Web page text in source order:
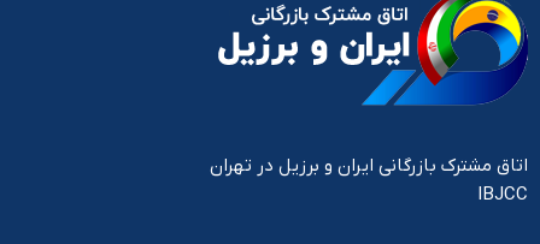
اتاق مشترک بازرگانی ایران و برزیل در تهران
IBJCC